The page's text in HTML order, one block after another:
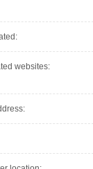
websites: